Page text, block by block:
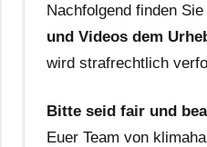
Nachfolgend finden
und Videos dem
wird strafrechtlich
Bitte seid fair und
Euer Team von